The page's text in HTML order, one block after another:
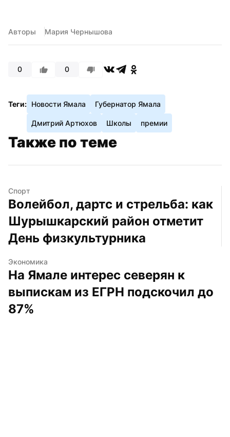
Авторы Мария Чернышова
0 0
Теги: Новости Ямала Губернатор Ямала
Дмитрий Артюхов Школы премии
Также по теме
Спорт
Волейбол, дартс и стрельба: как
Шурышкарский район отметит
День физкультурника
Экономика
На Ямале интерес северян к
выпискам из ЕГРН подскочил до
87%